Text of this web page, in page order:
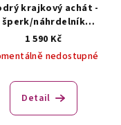
krajkový achát -
šperk/náhrdelník
TVORBA ŠPERKŮ
Z MINERÁLŮ
1 590 Kč
nedostupné
Detail